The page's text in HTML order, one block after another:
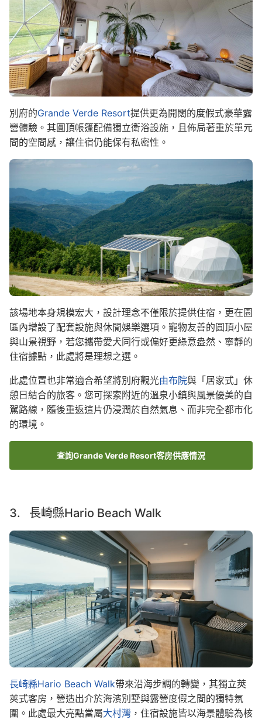
別府的Grande Verde Resort提供更為開闊的度假式豪華露
營體驗。其圓頂帳篷配備獨立衛浴設施，且佈局著重於單元
間的空間感，讓住宿仍能保有私密性。
Image
該場地本身規模宏大，設計理念不僅限於提供住宿，更在園
區內增設了配套設施與休閒娛樂選項。寵物友善的圓頂小屋
與山景視野，若您攜帶愛犬同行或偏好更綠意盎然、寧靜的
住宿據點，此處將是理想之選。
此處位置也非常適合希望將別府觀光由布院與「居家式」休
憩日結合的旅客。您可探索附近的溫泉小鎮與風景優美的自
駕路線，隨後重返這片仍浸潤於自然氣息、而非完全都市化
的環境。
查詢Grande Verde Resort客房供應情況
3. 長崎縣Hario Beach Walk
Image
長崎縣Hario Beach Walk帶來沿海步調的轉變，其獨立莢
莢式客房，營造出介於海濱別墅與露營度假之間的獨特氛
圍。此處最大亮點當屬大村灣 ，住宿設施皆以海景體驗為核